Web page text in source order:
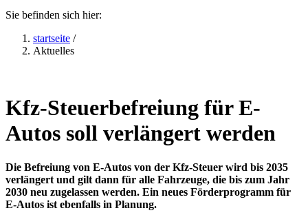
Sie befinden sich hier:
startseite /
Aktuelles
Kfz-Steuerbefreiung für E-
Autos soll verlängert werden
Die Befreiung von E-Autos von der Kfz-Steuer wird bis 2035
verlängert und gilt dann für alle Fahrzeuge, die bis zum Jahr
2030 neu zugelassen werden. Ein neues Förderprogramm für
E-Autos ist ebenfalls in Planung.